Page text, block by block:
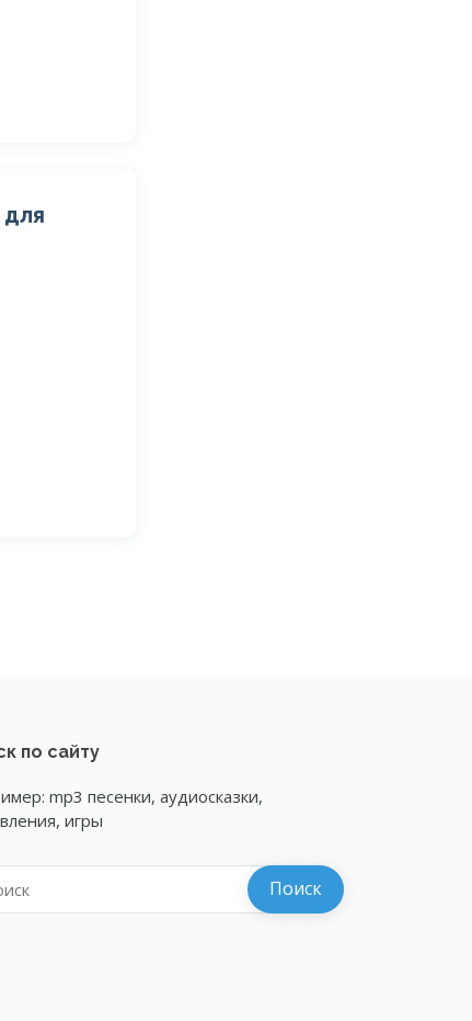
для
по сайту
mp3 песенки, аудиосказки,
игры